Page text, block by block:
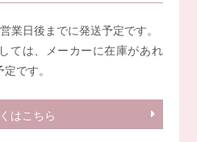
業日後までに発送予定です。
ては、メーカーに在庫があれ
です。
はこちら